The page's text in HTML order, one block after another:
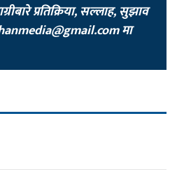
प्रतिक्रिया, सल्लाह, सुझाव
मा